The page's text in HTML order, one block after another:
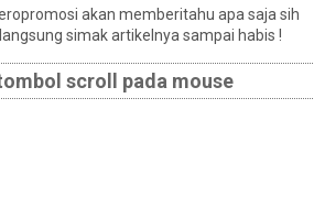
akan memberitahu apa saja sih
simak artikelnya sampai habis !
scroll pada mouse